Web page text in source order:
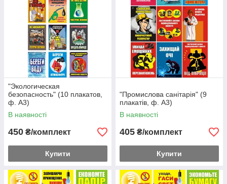
"Экологическая
безопасность" (10 плакатов,
ф. А3)
В наявності
450 ₴/комплект
Купити
"Промислова санітарія" (9
плакатів, ф. А3)
В наявності
405 ₴/комплект
Купити